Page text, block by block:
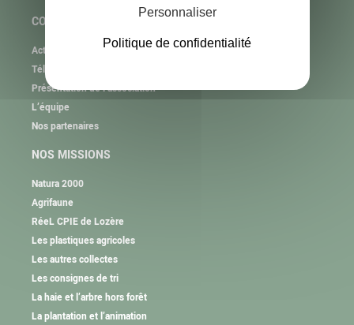
Personnaliser
Politique de confidentialité
COPAGE
Actualités
Téléchargement
Présentation de l’association
L’équipe
Nos partenaires
NOS MISSIONS
Natura 2000
Agrifaune
RéeL CPIE de Lozère
Les plastiques agricoles
Les autres collectes
Les consignes de tri
La haie et l’arbre hors forêt
La plantation et l’animation